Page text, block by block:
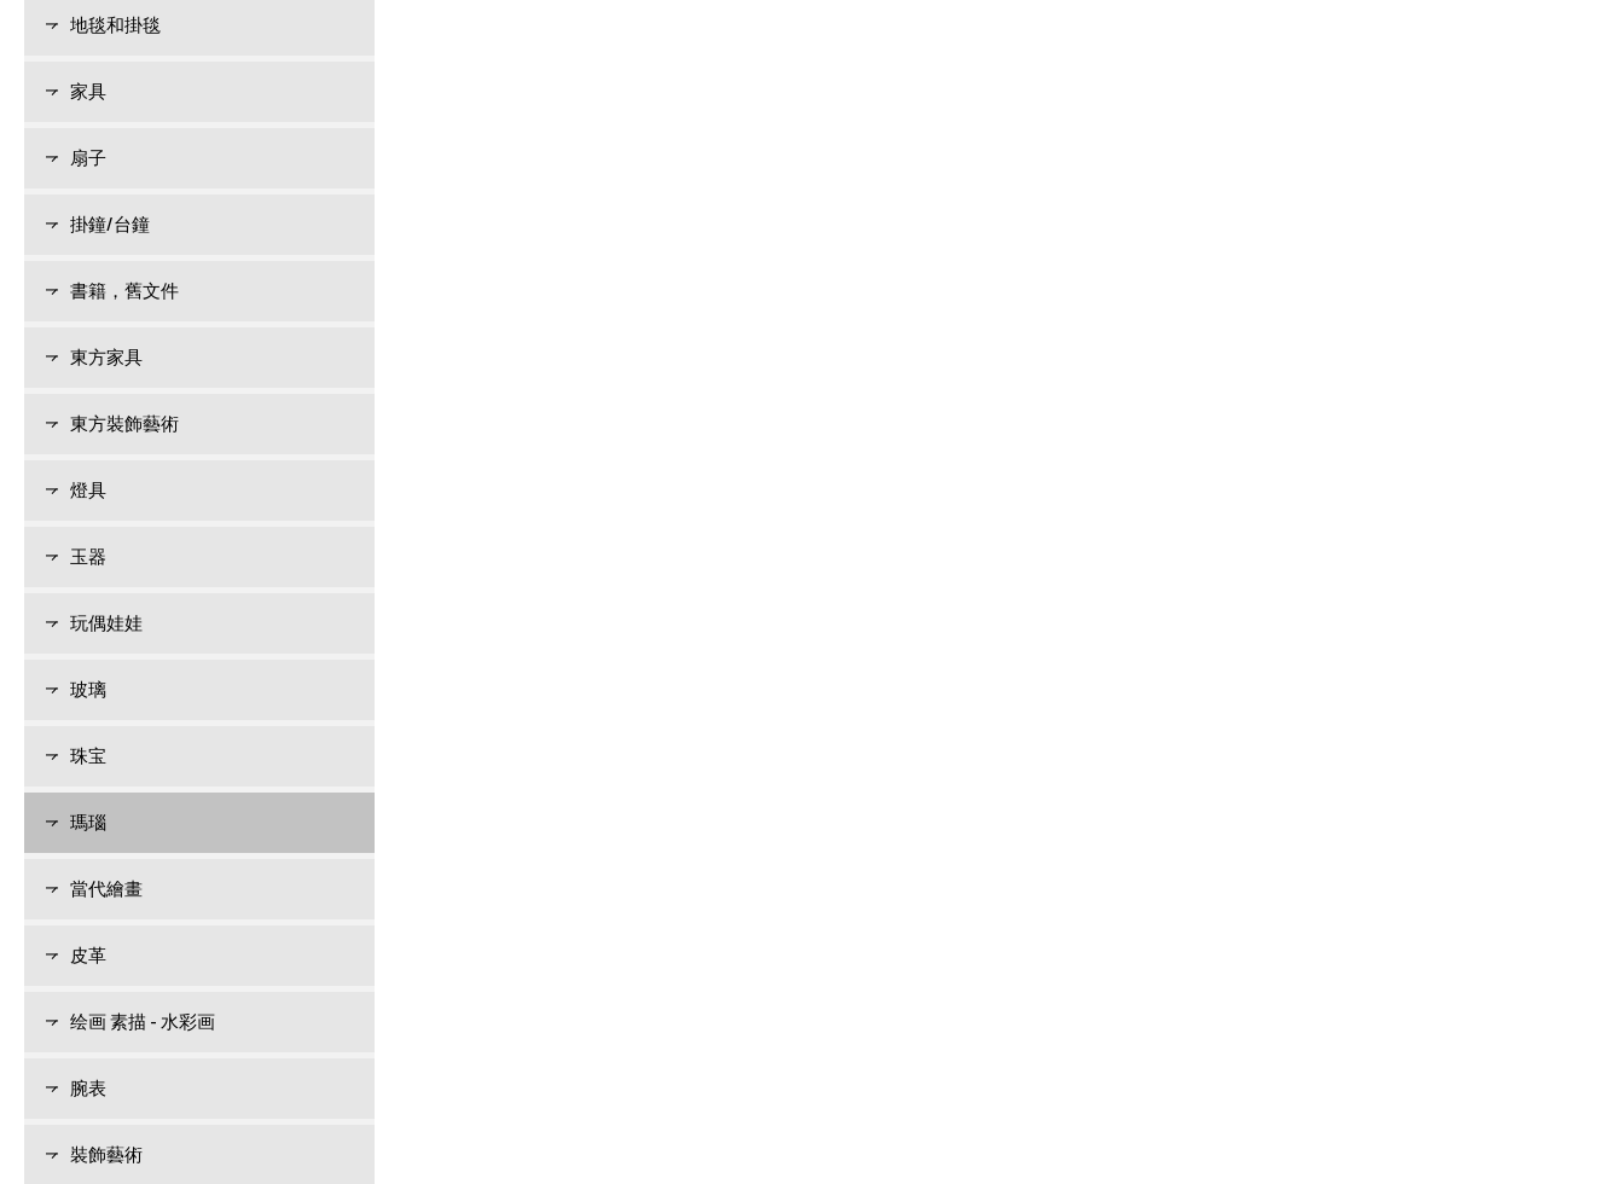
地毯和掛毯
家具
扇子
掛鐘/台鐘
書籍，舊文件
東方家具
東方裝飾藝術
燈具
玉器
玩偶娃娃
玻璃
珠宝
瑪瑙
當代繪畫
皮革
绘画 素描 - 水彩画
腕表
裝飾藝術